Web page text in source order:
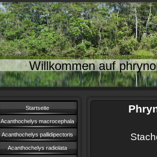
Willkommen auf
Startseite
Acanthochelys macrocephala
Acanthochelys pallidipectoris
Acanthochelys radiolata